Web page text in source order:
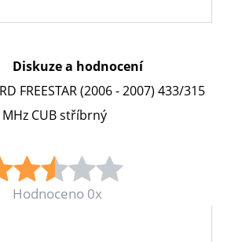
Diskuze a hodnocení
FREESTAR (2006 - 2007) 433/315
MHz CUB stříbrný
Hodnoceno 0x